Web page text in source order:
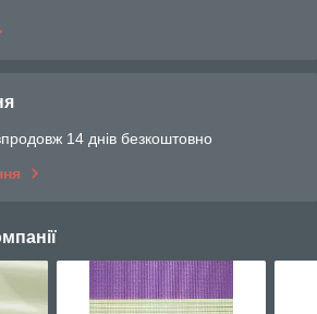
14 днів безкоштовно